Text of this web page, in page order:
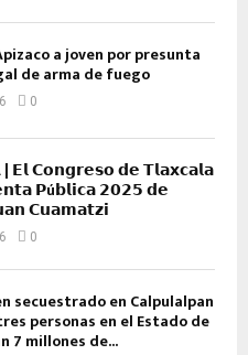
a joven por presunta
de arma de fuego
0
𝗖𝗼𝗻𝗴𝗿𝗲𝘀𝗼 𝗱𝗲 𝗧𝗹𝗮𝘅𝗰𝗮𝗹𝗮
𝗣ú𝗯𝗹𝗶𝗰𝗮 𝟮𝟬𝟮𝟱 𝗱𝗲
𝗖𝘂𝗮𝗺𝗮𝘁𝘇𝗶
0
secuestrado en Calpulalpan
personas en el Estado de
7 millones de...